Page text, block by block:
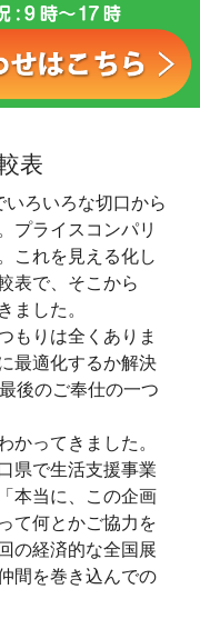
表
ろいろな切口から
プライスコンパリ
これを見える化し
表で、そこから
ました。
もりは全くありま
最適化するか解決
後のご奉仕の一つ
かってきました。
県で生活支援事業
本当に、この企画
て何とかご協力を
の経済的な全国展
間を巻き込んでの